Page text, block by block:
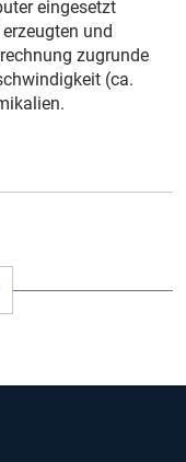
eingesetzt
und
zugrunde
(ca.